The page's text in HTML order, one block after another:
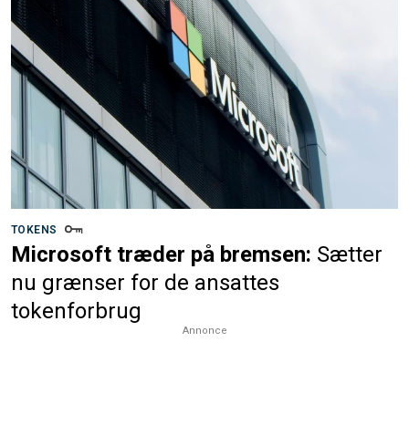
TOKENS
Microsoft træder på bremsen: Sætter
nu grænser for de ansattes
tokenforbrug
Annonce